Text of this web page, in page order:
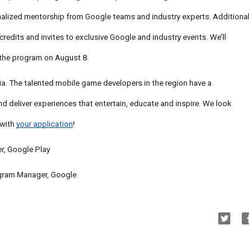
mentorship from Google teams and industry experts. Additional
and invites to exclusive Google and industry events. We’ll
program on August 8.
The talented mobile game developers in the region have a
deliver experiences that entertain, educate and inspire. We look
your application!
Google Play
Manager, Google